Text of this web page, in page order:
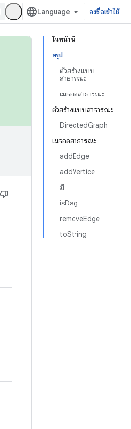
ลงชื่อเข้าใช้
ในหน้านี้
สรุป
ตัวสร้างแบบ
สาธารณะ
เมธอดสาธารณะ
ตัวสร้างแบบสาธารณะ
DirectedGraph
เมธอดสาธารณะ
addEdge
addVertice
มี
isDag
removeEdge
toString